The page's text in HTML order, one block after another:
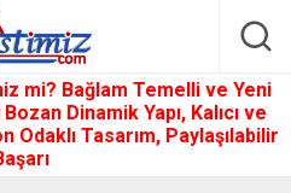
mi? Bağlam Temelli ve Yeni
Dinamik Yapı, Kalıcı ve
Tasarım, Paylaşılabilir